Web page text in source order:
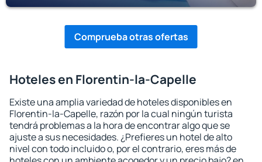
Comprueba otras ofertas
Hoteles en Florentin-la-Capelle
Existe una amplia variedad de hoteles disponibles en
Florentin-la-Capelle, razón por la cual ningún turista
tendrá problemas a la hora de encontrar algo que se
ajuste a sus necesidades. ¿Prefieres un hotel de alto
nivel con todo incluido o, por el contrario, eres más de